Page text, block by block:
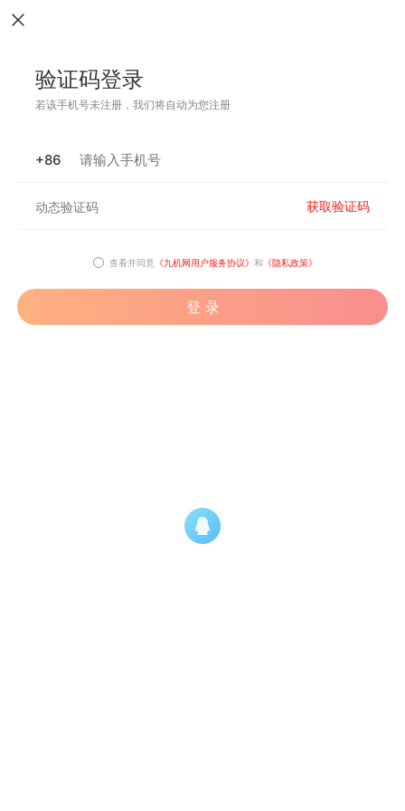
验证码登录
若该手机号未注册，我们将自动为您注册
+86
获取验证码
查看并同意 《九机网用户服务协议》 和 《隐私政策》
登 录